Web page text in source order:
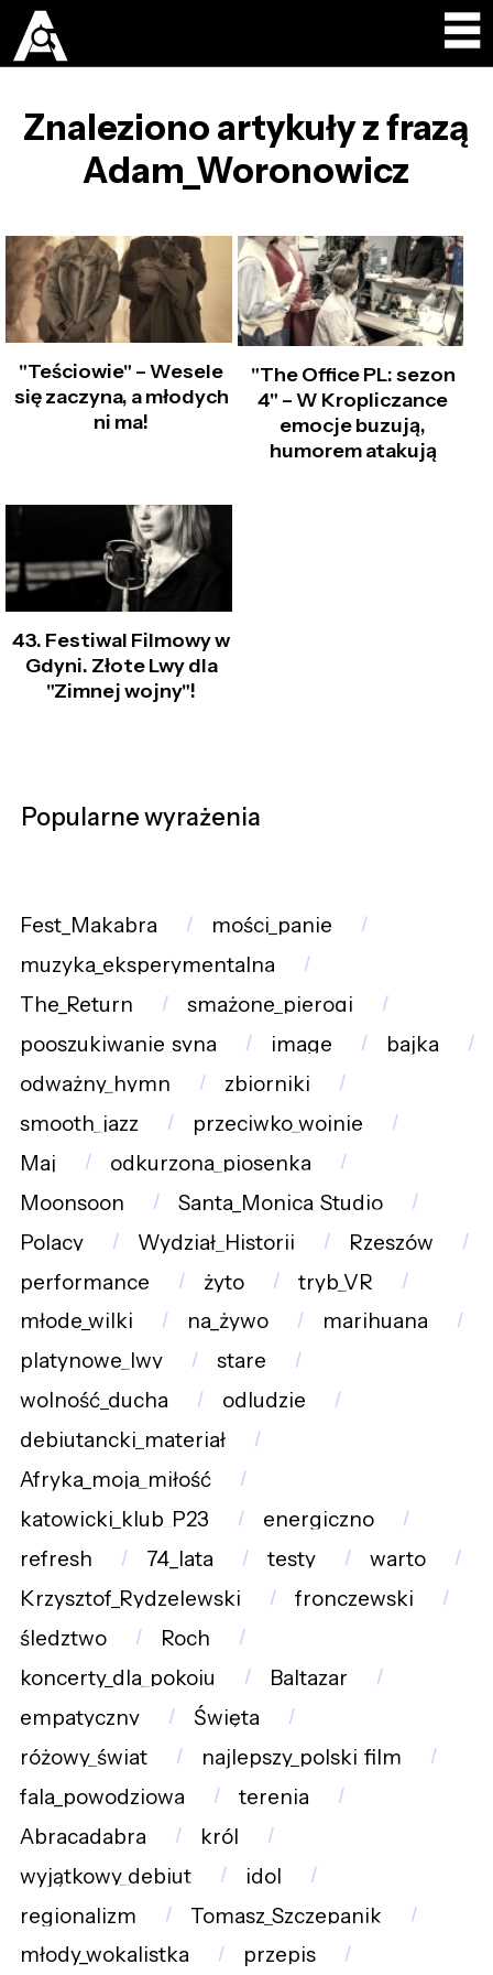
Znaleziono artykuły z frazą
Adam_Woronowicz
"Teściowie" – Wesele
się zaczyna, a młodych
ni ma!
"The Office PL: sezon
4" – W Kropliczance
emocje buzują,
humorem atakują
43. Festiwal Filmowy w
Gdyni. Złote Lwy dla
"Zimnej wojny"!
Popularne wyrażenia
Fest_Makabra
mości_panie
muzyka_eksperymentalna
The_Return
smażone_pierogi
pooszukiwanie_syna
image
bajka
odważny_hymn
zbiorniki
smooth_jazz
przeciwko_wojnie
Maj
odkurzona_piosenka
Moonsoon
Santa_Monica_Studio
Polacy
Wydział_Historii
Rzeszów
performance
żyto
tryb_VR
młode_wilki
na_żywo
marihuana
platynowe_lwy
stare
wolność_ducha
odludzie
debiutancki_materiał
Afryka_moja_miłość
katowicki_klub_P23
energiczno
refresh
74_lata testy
warto
Krzysztof_Rydzelewski
fronczewski
śledztwo
Roch
koncerty_dla_pokoju
Baltazar
empatyczny
Święta
różowy_świat
najlepszy_polski_film
fala_powodziowa
terenia
Abracadabra
król
wyjątkowy_debiut
idol
regionalizm
Tomasz_Szczepanik
młody_wokalistka
przepis